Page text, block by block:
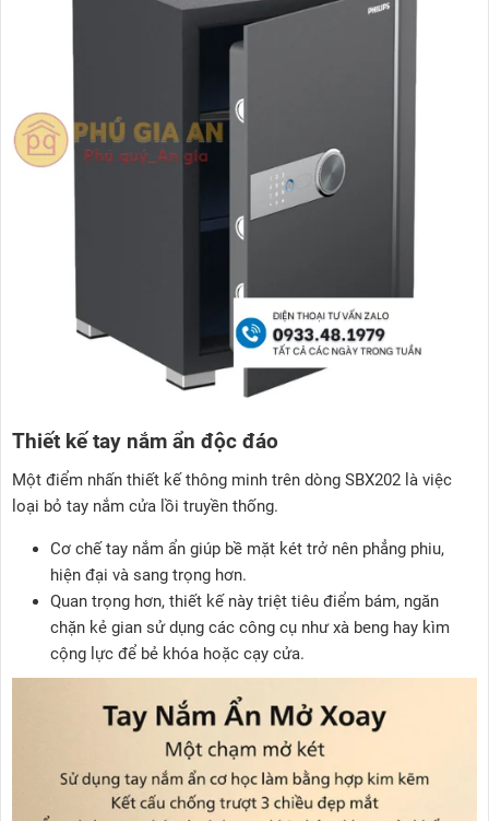
Thiết kế tay nắm ẩn độc đáo
Một điểm nhấn thiết kế thông minh trên dòng SBX202 là việc
loại bỏ tay nắm cửa lồi truyền thống.
Cơ chế tay nắm ẩn giúp bề mặt két trở nên phẳng phiu,
hiện đại và sang trọng hơn.
Quan trọng hơn, thiết kế này triệt tiêu điểm bám, ngăn
chặn kẻ gian sử dụng các công cụ như xà beng hay kìm
cộng lực để bẻ khóa hoặc cạy cửa.